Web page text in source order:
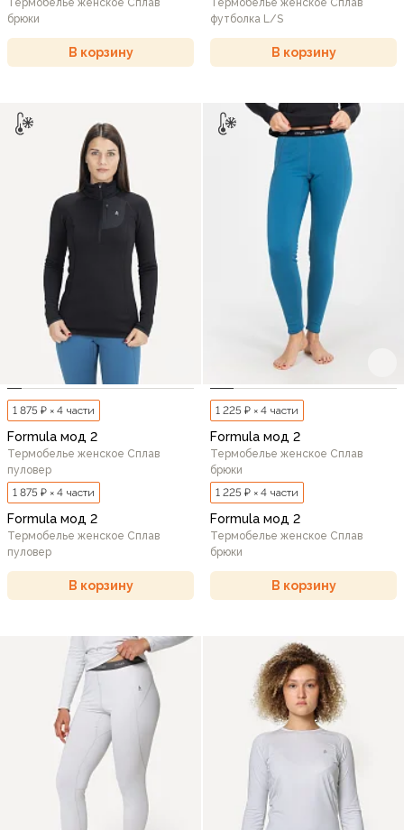
Термобелье женское Сплав
брюки
В корзину
Термобелье женское Сплав
футболка L/S
В корзину
1 875 ₽ × 4 части
Formula мод 2
Термобелье женское Сплав
пуловер
1 875 ₽ × 4 части
Formula мод 2
Термобелье женское Сплав
пуловер
В корзину
1 225 ₽ × 4 части
Formula мод 2
Термобелье женское Сплав
брюки
1 225 ₽ × 4 части
Formula мод 2
Термобелье женское Сплав
брюки
В корзину